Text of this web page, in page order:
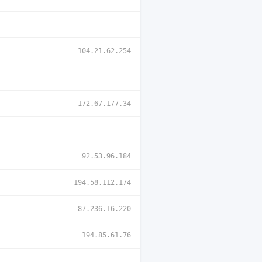
104.21.62.254
172.67.177.34
92.53.96.184
194.58.112.174
87.236.16.220
194.85.61.76